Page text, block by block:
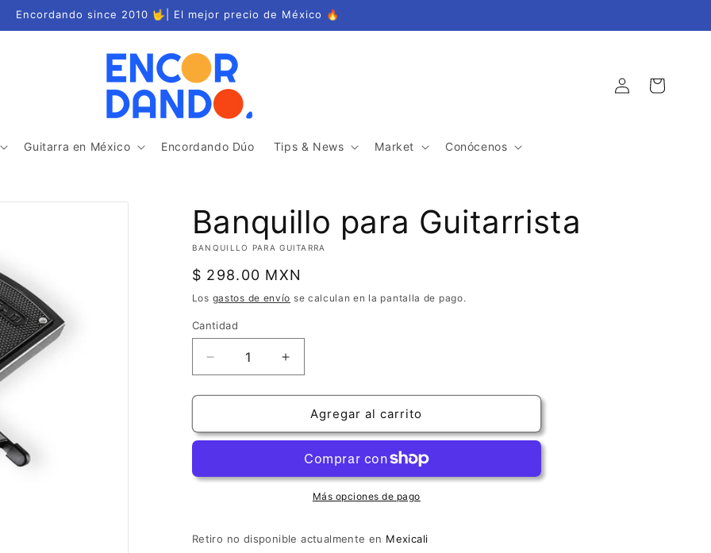
Encordando since 2010 🤟| El mejor precio de México 🔥
Guitarra en México Encordando Dúo Tips & News Market Conócenos
Iniciar
sesión
Carrito
Banquillo para Guitarrista
BANQUILLO PARA GUITARRA
Precio
habitual
$ 298.00 MXN
Los gastos de envío se calculan en la pantalla de pago.
Cantidad
Cantidad
Reducir
cantidad
para
para
Aumentar
cantidad
para
Banquillo
para
Agregar al carrito
Más opciones de pago
Retiro no disponible actualmente en Mexicali